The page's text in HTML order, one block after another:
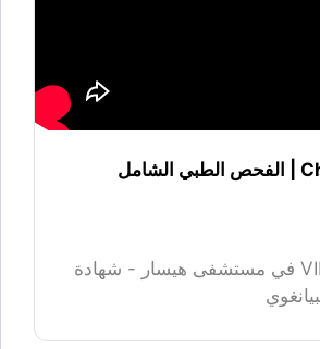
Christian | الفحص الطبي الشامل
فحص صحي VIP في مستشفى هيسار - شهادة